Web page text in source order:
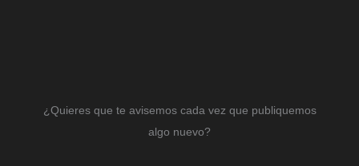
¿Quieres que te avisemos cada vez que publiquemos
algo nuevo?